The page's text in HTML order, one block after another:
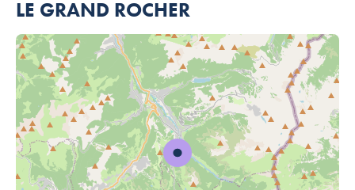
LE GRAND ROCHER